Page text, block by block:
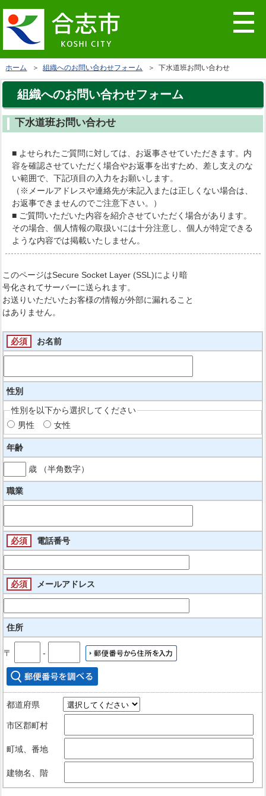
ホーム ＞組織へのお問い合わせフォーム ＞ 下水道班お問い合わせ
組織へのお問い合わせフォーム
下水道班お問い合わせ
■ よせられたご質問に対しては、お返事させていただきます。内
容を確認させていただく場合やお返事を出すため、差し支えのな
い範囲で、下記項目の入力をお願いします。
（※メールアドレスや連絡先が未記入または正しくない場合は、
お返事できませんのでご注意下さい。）
■ ご質問いただいた内容を紹介させていただく場合があります。
その場合、個人情報の取扱いには十分注意し、個人が特定できる
ような内容では掲載いたしません。
このページはSecure Socket Layer (SSL)により暗
号化されてサーバーに送られます。
お送りいただいたお客様の情報が外部に漏れること
はありません。
必須 お名前
性別
性別を以下から選択してください
男性
女性
年齢
歳 （半角数字）
職業
必須 電話番号
必須 メールアドレス
住所
〒 ‐
都道府県
市区郡町村
町域、番地
建物名、階